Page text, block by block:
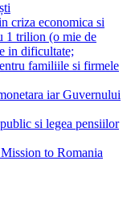
criza economica si
1 trilion (o mie de
in dificultate;
familiile si firmele
iar Guvernului
si legea pensiilor
to Romania